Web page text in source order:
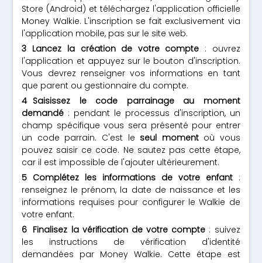
Store (Android) et téléchargez l'application officielle
Money Walkie. L'inscription se fait exclusivement via
l'application mobile, pas sur le site web.
Lancez la création de votre compte : ouvrez
l'application et appuyez sur le bouton d'inscription.
Vous devrez renseigner vos informations en tant
que parent ou gestionnaire du compte.
Saisissez le code parrainage au moment
demandé : pendant le processus d'inscription, un
champ spécifique vous sera présenté pour entrer
un code parrain. C'est le seul momentoù vous
pouvez saisir ce code. Ne sautez pas cette étape,
car il est impossible de l'ajouter ultérieurement.
Complétez les informations de votre enfant:
renseignez le prénom, la date de naissance et les
informations requises pour configurer le Walkie de
votre enfant.
Finalisez la vérification de votre compte : suivez
les instructions de vérification d'identité
demandées par Money Walkie. Cette étape est